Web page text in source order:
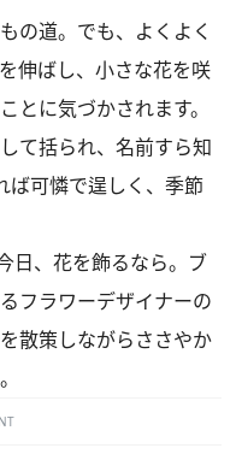
の道。でも、よくよく
伸ばし、小さな花を咲
とに気づかされます。
て括られ、名前すら知
可憐で逞しく、季節
日、花を飾るなら。ブ
フラワーデザイナーの
散策しながらささやか